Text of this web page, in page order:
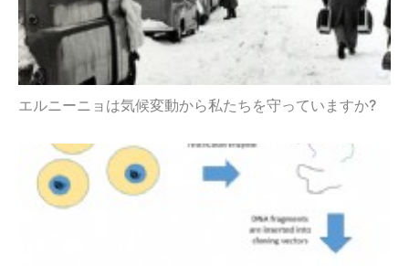
エルニーニョは気候変動から私たちを守っていますか?